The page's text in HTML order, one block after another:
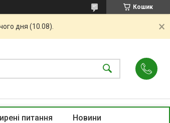
Кошик
дня (10.08).
питання Новини